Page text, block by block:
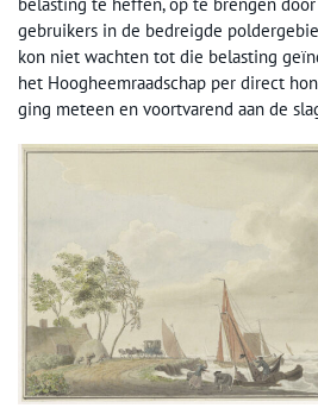
gebruikers in de bedreigde
kon niet wachten tot die belasting
het Hoogheemraadschap per direct
ging meteen en voortvarend aan de